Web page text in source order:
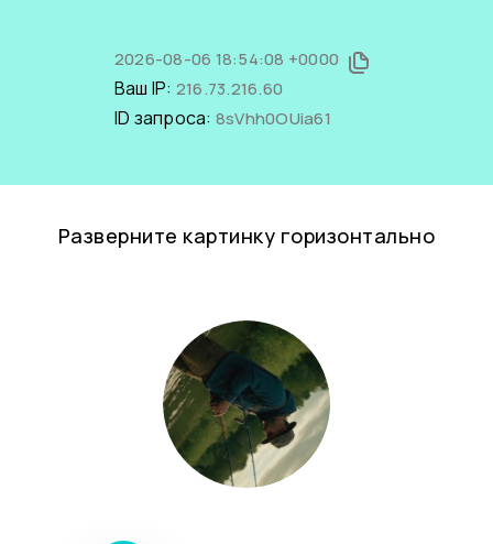
2026-08-06 18:54:08 +0000
Ваш IP: 216.73.216.60
ID запроса: 8sVhh0OUia61
Разверните картинку горизонтально